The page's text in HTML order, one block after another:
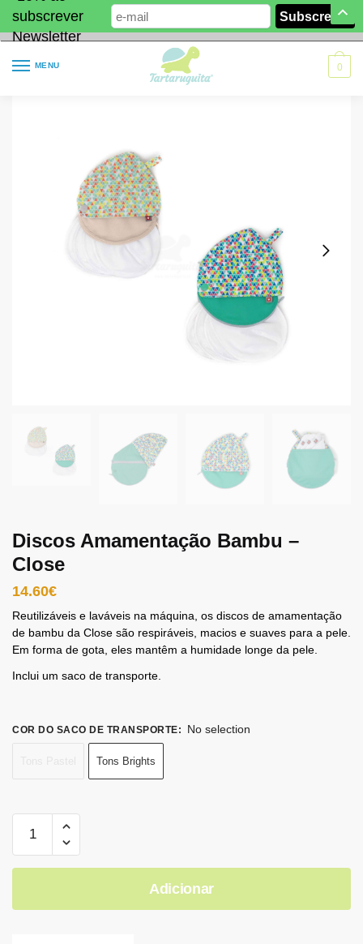
subscrever
Newsletter
MENU 0
Discos Amamentação Bambu –
Close
14.60€
Reutilizáveis ​​e laváveis ​​na máquina, os discos de amamentação
de bambu da Close são respiráveis, macios e suaves para a pele.
Em forma de gota, eles mantêm a humidade longe da pele.
Inclui um saco de transporte.
COR DO SACO DE TRANSPORTE: No selection
Tons Brights
Adicionar